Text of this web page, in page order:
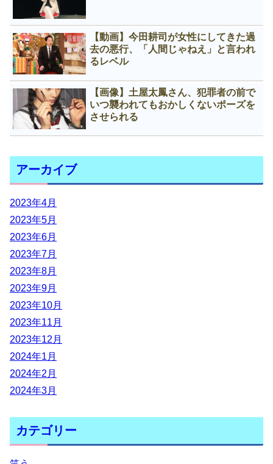
【動画】今田耕司が女性にしてきた過
去の悪行、「人間じゃねえ」と言われ
るレベル
【画像】土屋太鳳さん、犯罪者の前で
いつ襲われてもおかしくないポーズを
させられる
アーカイブ
2023年4月
2023年5月
2023年6月
2023年7月
2023年8月
2023年9月
2023年10月
2023年11月
2023年12月
2024年1月
2024年2月
2024年3月
カテゴリー